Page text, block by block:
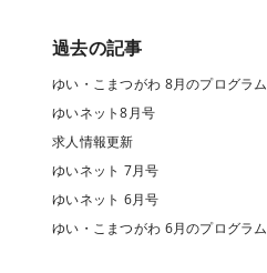
過去の記事
ゆい・こまつがわ 8月のプログラム
ゆいネット8月号
求人情報更新
ゆいネット 7月号
ゆいネット 6月号
ゆい・こまつがわ 6月のプログラム